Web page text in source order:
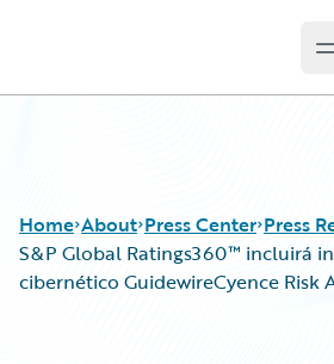
Home About Press Center Press
S&P Global Ratings360™ incluirá
cibernético GuidewireCyence Risk